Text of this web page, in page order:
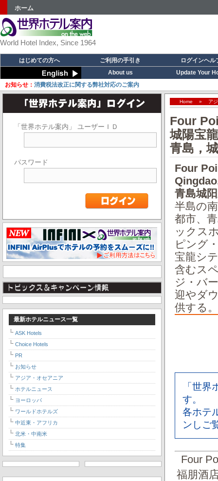
ホーム
World Hotel Index, Since 1964
はじめての方へ ご利用の手引き
ログインヘル
About us
Update Your
お知らせ： 消費税法改正に関する弊社対応のご案内
Home » ア
Four
城陽宝
青島，
Four
青島城
半島の
都市、
ックス
ピング
宝龍シ
含むス
ジ・バ
迎やダ
供する。
「世
す。
各ホテ
ンしご
Four
福朋酒
「世界ホテル案内」 ユーザーＩＤ
パスワード
最新ホテルニュース一覧
ASK Hotels
Choice Hotels
PR
お知らせ
アジア・オセアニア
ホテルニュース
ヨーロッパ
ワールドホテルズ
中近東・アフリカ
北米・中南米
特集